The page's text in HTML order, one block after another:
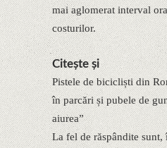
mai aglomerat interval
costurilor.
Citește și
Pistele de bicicliști din
în parcări și pubele de
aiurea”
La fel de răspândite sunt,